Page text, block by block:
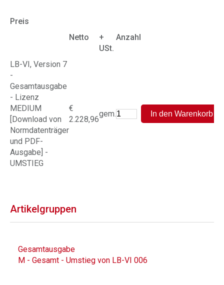
Preis
Netto
+
USt.
Anzahl
LB-VI, Version 7
-
Gesamtausgabe
- Lizenz
MEDIUM
[Download von
Normdatenträger
und PDF-
Ausgabe] -
UMSTIEG
€
2.228,96
gem.
Artikelgruppen
Gesamtausgabe
M - Gesamt - Umstieg von LB-VI 006